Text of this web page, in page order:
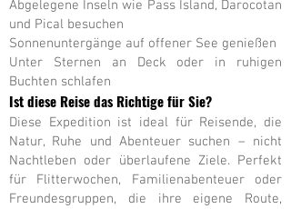
Abgelegene Inseln wie Pass Island, Darocotan
und Pical besuchen
Sonnenuntergänge auf offener See genießen
Unter Sternen an Deck oder in ruhigen
Buchten schlafen
Ist diese Reise das Richtige für Sie?
Diese Expedition ist ideal für Reisende, die
Natur, Ruhe und Abenteuer suchen – nicht
Nachtleben oder überlaufene Ziele. Perfekt
für Flitterwochen, Familienabenteuer oder
Freundesgruppen, die ihre eigene Route,